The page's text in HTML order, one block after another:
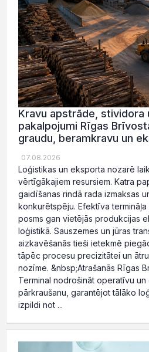
Kravu apstrāde, stividora
pakalpojumi Rīgas
graudu, beramkravu un
07.08.2026
Loģistikas un eksporta nozarē
vērtīgākajiem resursiem. Katra
gaidīšanas rindā rada izmaksas
konkurētspēju. Efektīva
posms gan vietējās produkcijas
loģistikā. Sauszemes un jūras
aizkavēšanās tieši ietekmē
tāpēc procesu precizitātei un
nozīme. &nbsp;Atrašanās Rīgas
Terminal nodrošināt operatīvu un
pārkraušanu, garantējot tālāko
izpildi not ...